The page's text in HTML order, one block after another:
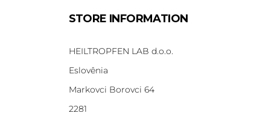
STORE INFORMATION
HEILTROPFEN LAB d.o.o.
Eslovênia
Markovci Borovci 64
2281